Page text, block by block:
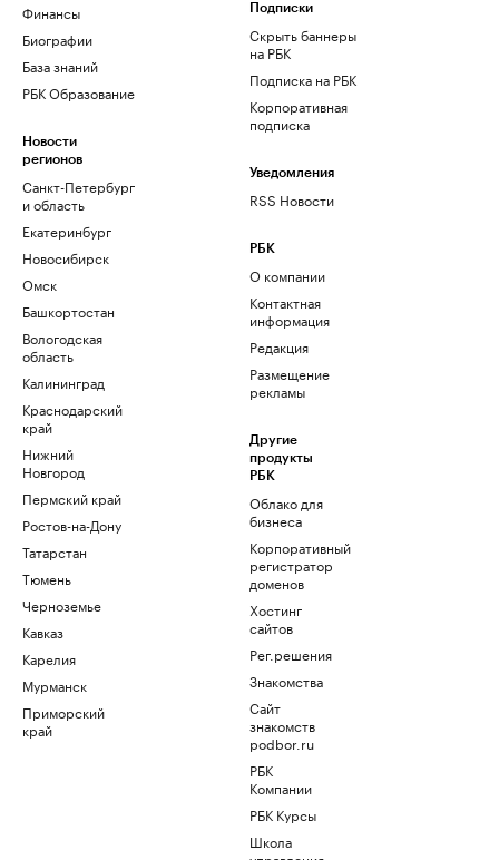
Финансы
Биографии
База знаний
РБК Образование
Новости
регионов
Санкт-Петербург
и область
Екатеринбург
Новосибирск
Омск
Башкортостан
Вологодская
область
Калининград
Краснодарский
край
Нижний
Новгород
Пермский край
Ростов-на-Дону
Татарстан
Тюмень
Черноземье
Кавказ
Карелия
Мурманск
Приморский
край
Подписки
Скрыть баннеры
на РБК
Подписка на РБК
Корпоративная
подписка
Уведомления
RSS Новости
РБК
О компании
Контактная
информация
Редакция
Размещение
рекламы
Другие
продукты
РБК
Облако для
бизнеса
Корпоративный
регистратор
доменов
Хостинг
сайтов
Рег.решения
Знакомства
Сайт
знакомств
podbor.ru
РБК
Компании
РБК Курсы
Школа